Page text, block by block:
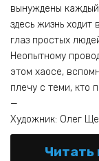
вынуждены каждый
здесь жизнь
глаз простых
Неопытному
этом хаосе,
плечу с теми, кто
—
Художник: Олег
Читать